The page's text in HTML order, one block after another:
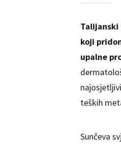
Talijanski
koji
upalne
teških
Sunčeva